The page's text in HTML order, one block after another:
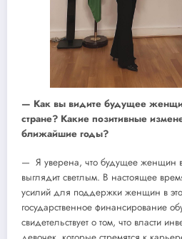
— Как вы видите будущее
стране? Какие позитивные
ближайшие годы?
— Я уверена, что будущее женщин в
выглядит светлым. В настоящее
усилий для поддержки женщин в
государственное финансирование
свидетельствует о том, что власти